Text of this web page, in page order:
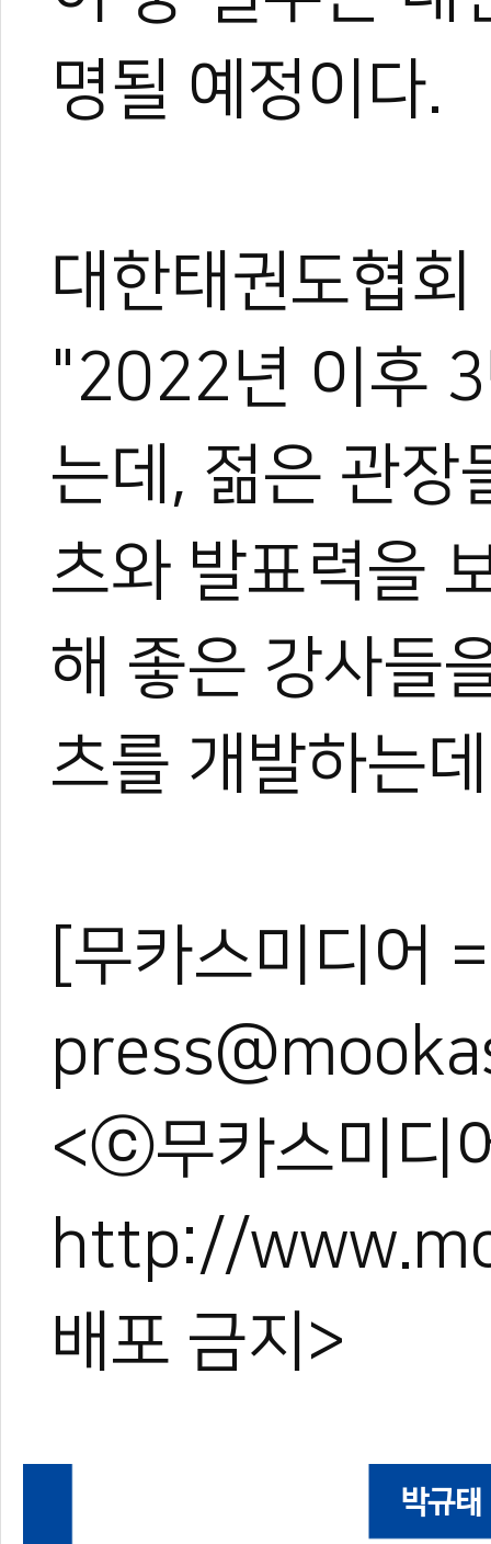
명될 예정이다.
대한태권도협
"2022년 이후
는데, 젊은 관장
츠와 발표력을
해 좋은 강사들
츠를 개발하는
[무카스미디어
<ⓒ무카스미디
http://
배포 금지>
관련 뉴스
KTA 격파 대표
[기고] 품새 판
저출산 시대, 도
이대훈·나태주
102세 어르신